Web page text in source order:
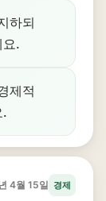
하되
요.
제적
.
4월 15일 경제